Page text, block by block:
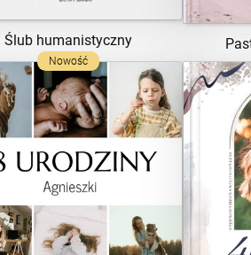
Ślub humanistyczny
Nowość
ZOBACZ SZABLON